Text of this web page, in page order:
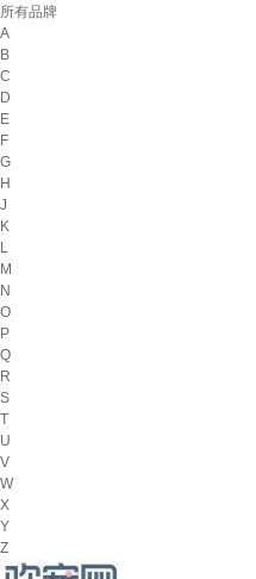
所有品牌
A
B
C
D
E
F
G
H
J
K
L
M
N
O
P
Q
R
S
T
U
V
W
X
Y
Z